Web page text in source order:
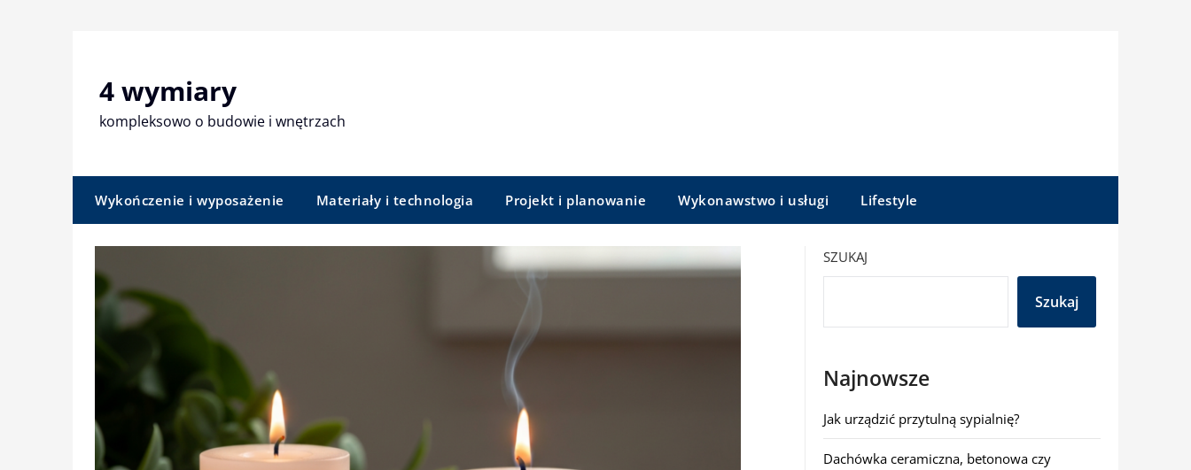
4 wymiary
kompleksowo o budowie i wnętrzach
Wykończenie i wyposażenie Materiały i technologia Projekt i planowanie Wykonawstwo i usługi Lifestyle
SZUKAJ
Szukaj
Najnowsze
Jak urządzić przytulną sypialnię?
Dachówka ceramiczna, betonowa czy